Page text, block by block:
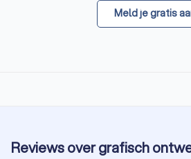
Meld je gratis
Reviews over grafisch